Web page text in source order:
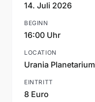
14. Juli 2026
BEGINN
16:00 Uhr
LOCATION
Urania Planetarium
EINTRITT
8 Euro